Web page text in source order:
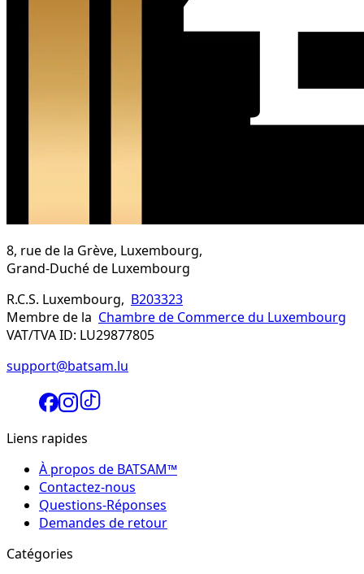
8, rue de la Grève, Luxembourg,
Grand-Duché de Luxembourg
R.C.S. Luxembourg, B203323
Membre de la Chambre de Commerce du Luxembourg
VAT/TVA ID: LU29877805
support@batsam.lu
Liens rapides
À propos de BATSAM™
Contactez-nous
Questions-Réponses
Demandes de retour
Catégories